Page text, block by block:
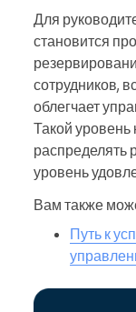
Для
становится
сотрудников,
облегчает
Такой
распределять
уровень
Вам также
Путь к